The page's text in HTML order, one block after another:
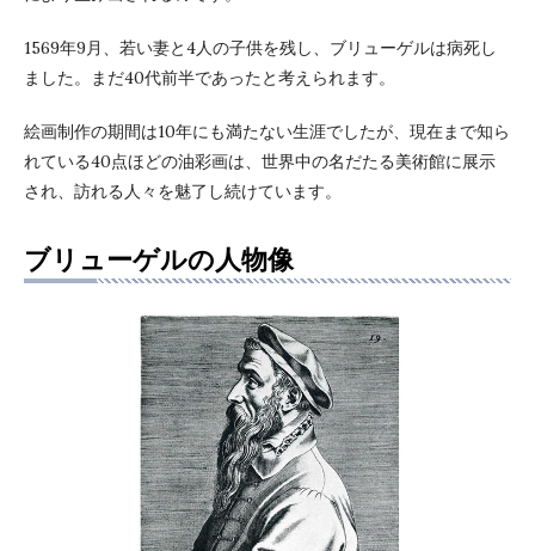
1569年9月、若い妻と4人の子供を残し、ブリューゲルは病死し
ました。まだ40代前半であったと考えられます。
絵画制作の期間は10年にも満たない生涯でしたが、現在まで知ら
れている40点ほどの油彩画は、世界中の名だたる美術館に展示
され、訪れる人々を魅了し続けています。
ブリューゲルの人物像